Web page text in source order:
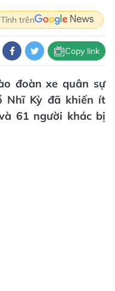
trên
Copy link
đoàn xe quân sự
Nhĩ Kỳ đã khiến ít
61 người khác bị